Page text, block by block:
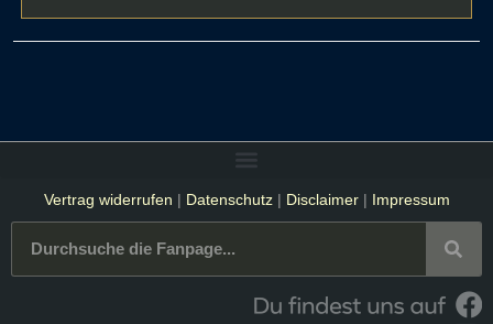
Vertrag widerrufen | Datenschutz| Disclaimer| Impressum